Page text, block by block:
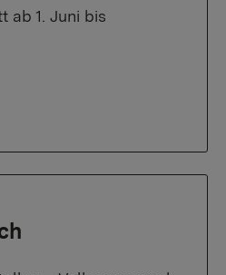
ab 1. Juni bis